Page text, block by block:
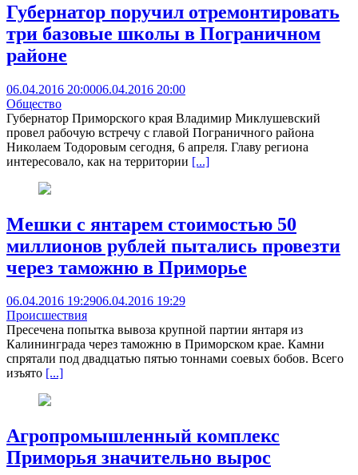
Губернатор поручил отремонтировать
три базовые школы в Пограничном
районе
06.04.2016 20:0006.04.2016 20:00
Общество
Губернатор Приморского края Владимир Миклушевский
провел рабочую встречу с главой Пограничного района
Николаем Тодоровым сегодня, 6 апреля. Главу региона
интересовало, как на территории [...]
Мешки с янтарем стоимостью 50
миллионов рублей пытались провезти
через таможню в Приморье
06.04.2016 19:2906.04.2016 19:29
Происшествия
Пресечена попытка вывоза крупной партии янтаря из
Калининграда через таможню в Приморском крае. Камни
спрятали под двадцатью пятью тоннами соевых бобов. Всего
изъято [...]
Агропромышленный комплекс
Приморья значительно вырос